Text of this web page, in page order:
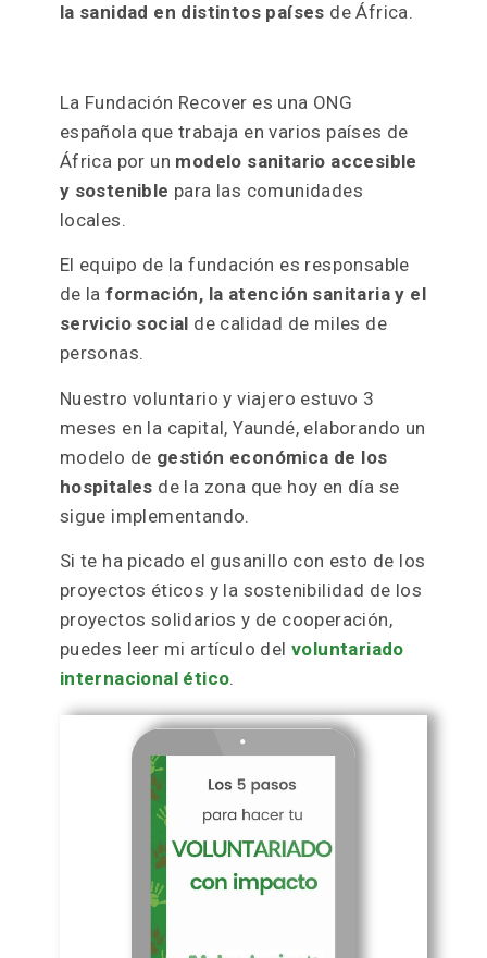
la sanidad en distintos países de África.
La Fundación Recover es una ONG
española que trabaja en varios países de
África por un modelo sanitario accesible
y sostenible para las comunidades
locales.
El equipo de la fundación es responsable
de la formación, la atención sanitaria y el
servicio social de calidad de miles de
personas.
Nuestro voluntario y viajero estuvo 3
meses en la capital, Yaundé, elaborando un
modelo de gestión económica de los
hospitales de la zona que hoy en día se
sigue implementando.
Si te ha picado el gusanillo con esto de los
proyectos éticos y la sostenibilidad de los
proyectos solidarios y de cooperación,
puedes leer mi artículo del voluntariado
internacional ético.